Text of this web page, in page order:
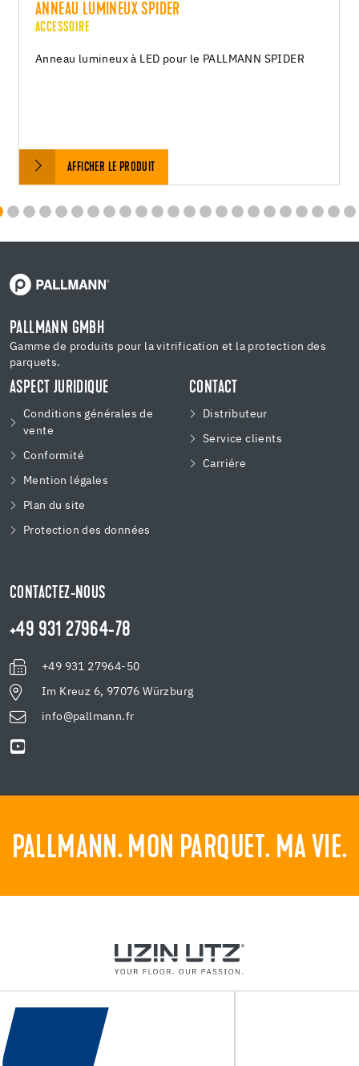
ANNEAU LUMINEUX SPIDER
ACCESSOIRE
Anneau lumineux à LED pour le PALLMANN SPIDER
AFFICHER LE PRODUIT
PALLMANN GMBH
Gamme de produits pour la vitrification et la protection des
parquets.
ASPECT JURIDIQUE
Conditions générales de
vente
Conformité
Mention légales
Plan du site
Protection des données
CONTACT
Distributeur
Service clients
Carriére
CONTACTEZ-NOUS
+49 931 27964-78
+49 931 27964-50
Im Kreuz 6, 97076 Würzburg
info@pallmann.fr
PALLMANN. MON PARQUET. MA VIE.